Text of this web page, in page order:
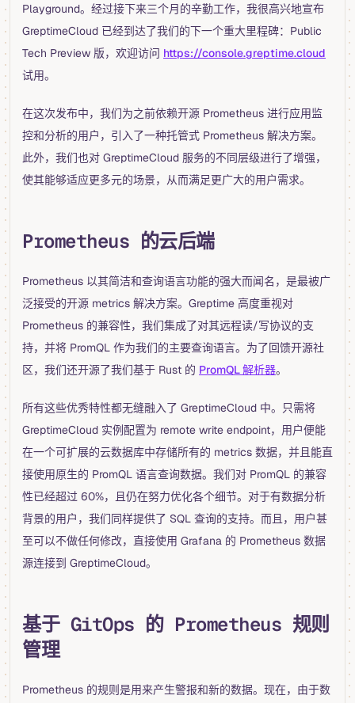
Playground。经过接下来三个月的辛勤工作，我很高兴地宣布
GreptimeCloud 已经到达了我们的下一个重大里程碑：Public
Tech Preview 版，欢迎访问 https://console.greptime.cloud
试用。
在这次发布中，我们为之前依赖开源 Prometheus 进行应用监
控和分析的用户，引入了一种托管式 Prometheus 解决方案。
此外，我们也对 GreptimeCloud 服务的不同层级进行了增强，
使其能够适应更多元的场景，从而满足更广大的用户需求。
Prometheus 的云后端
Prometheus 以其简洁和查询语言功能的强大而闻名，是最被广
泛接受的开源 metrics 解决方案。Greptime 高度重视对
Prometheus 的兼容性，我们集成了对其远程读/写协议的支
持，并将 PromQL 作为我们的主要查询语言。为了回馈开源社
区，我们还开源了我们基于 Rust 的 PromQL 解析器。
所有这些优秀特性都无缝融入了 GreptimeCloud 中。只需将
GreptimeCloud 实例配置为 remote write endpoint，用户便能
在一个可扩展的云数据库中存储所有的 metrics 数据，并且能直
接使用原生的 PromQL 语言查询数据。我们对 PromQL 的兼容
性已经超过 60%，且仍在努力优化各个细节。对于有数据分析
背景的用户，我们同样提供了 SQL 查询的支持。而且，用户甚
至可以不做任何修改，直接使用 Grafana 的 Prometheus 数据
源连接到 GreptimeCloud。
基于 GitOps 的 Prometheus 规则
管理
Prometheus 的规则是用来产生警报和新的数据。现在，由于数